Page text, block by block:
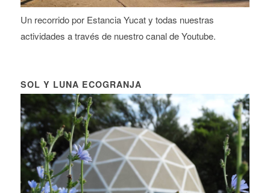
Un recorrido por Estancia Yucat y todas nuestras
actividades a través de nuestro canal de Youtube.
SOL Y LUNA ECOGRANJA